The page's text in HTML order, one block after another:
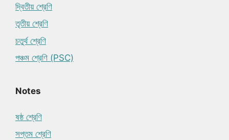
দ্বিতীয় শ্রেণি
তৃতীয় শ্রেণি
চতুর্থ শ্রেণি
পঞ্চম শ্রেণি (PSC)
Notes
ষষ্ঠ শ্রেণি
সপ্তম শ্রেণি